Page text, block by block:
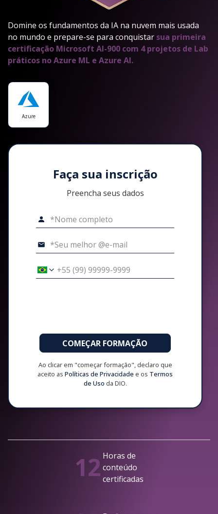
Domine os fundamentos da IA na nuvem mais usada
no mundo e prepare-se para conquistar sua primeira
certificação Microsoft AI-900 com 4 projetos de Lab
práticos no Azure ML e Azure AI.
Azure
Faça sua inscrição
Preencha seus dados
COMEÇAR FORMAÇÃO
Ao clicar em "começar formação", declaro que
aceito as Políticas de Privacidade e os Termos
de Uso da DIO.
12 Horas de
conteúdo
certificadas